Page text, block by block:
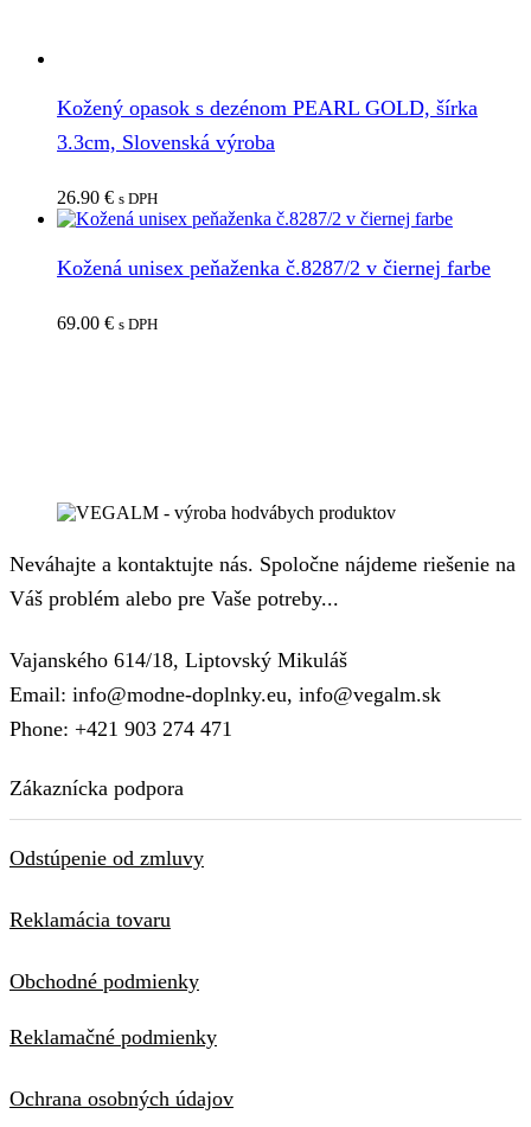
Kožený opasok s dezénom PEARL GOLD, šírka
3.3cm, Slovenská výroba
26.90 € s DPH
Kožená unisex peňaženka č.8287/2 v čiernej farbe
69.00 € s DPH
Neváhajte a kontaktujte nás. Spoločne nájdeme riešenie na
Váš problém alebo pre Vaše potreby...
Vajanského 614/18, Liptovský Mikuláš
Email: info@modne-doplnky.eu, info@vegalm.sk
Phone: +421 903 274 471
Zákaznícka podpora
Odstúpenie od zmluvy
Reklamácia tovaru
Obchodné podmienky
Reklamačné podmienky
Ochrana osobných údajov